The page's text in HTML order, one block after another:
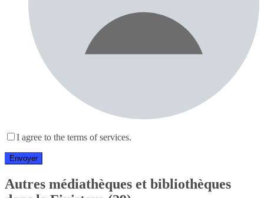
I agree to the terms of services.
Autres médiathèques et bibliothèques